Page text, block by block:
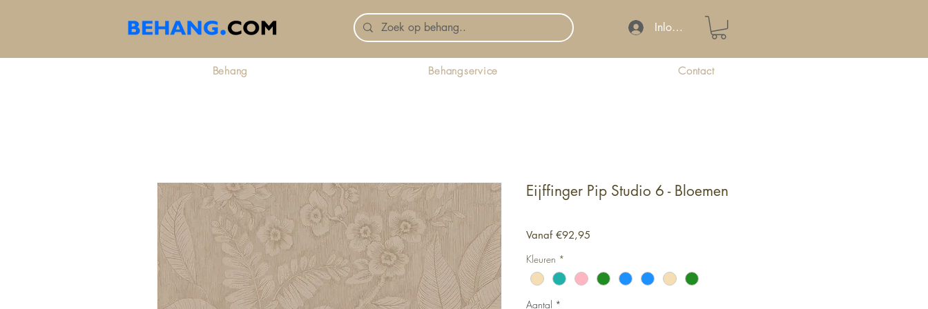
Inloggen
Behang Behangservice Contact
Eijffinger Pip Studio 6 - Bloemen
Vanaf €92,95
Kleuren *
Aantal *